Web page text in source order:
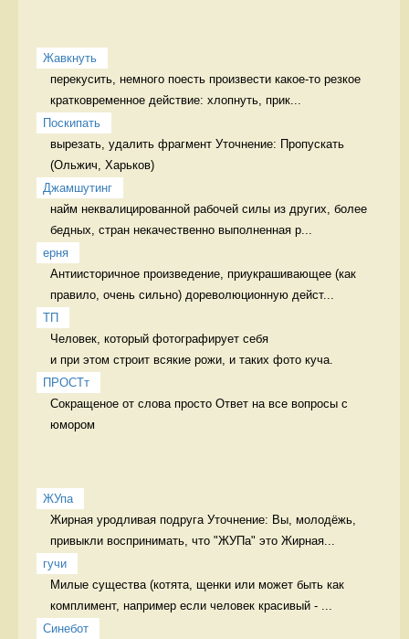
Жавкнуть
перекусить, немного поесть произвести какое-то резкое
кратковременное действие: хлопнуть, прик...
Поскипать
вырезать, удалить фрагмент Уточнение: Пропускать
Джамшутинг
найм неквалицированной рабочей силы из других, более
бедных, стран некачественно выполненная р...
ерня
Антиисторичное произведение, приукрашивающее (как
правило, очень сильно) дореволюционную дейст...
ТП
Человек, который фотографирует себя
и при этом строит всякие рожи, и таких фото куча.
ПРОСТт
Сокращеное от слова просто Ответ на все вопросы с
юмором
ЖУпа
Жирная уродливая подруга Уточнение: Вы, молодёжь,
привыкли воспринимать, что "ЖУПа" это Жирная...
гучи
Милые существа (котята, щенки или может быть как
комплимент, например если человек красивый - ...
Синебот